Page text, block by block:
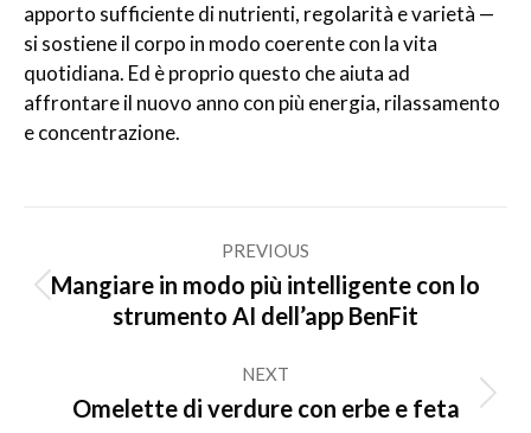
apporto sufficiente di nutrienti, regolarità e varietà —
si sostiene il corpo in modo coerente con la vita
quotidiana. Ed è proprio questo che aiuta ad
affrontare il nuovo anno con più energia, rilassamento
e concentrazione.
navigation
PREVIOUS
Previous
post:
Mangiare in modo più intelligente con lo
strumento AI dell’app BenFit
NEXT
Next
Omelette di verdure con erbe e feta